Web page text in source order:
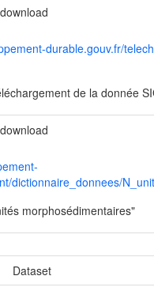
durable.gouv.fr/
de la donnée
dictionnaire_donnees/
morphosédimentaires"
Dataset